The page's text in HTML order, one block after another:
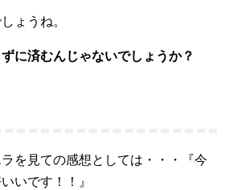
ょうね。
に済むんじゃないでしょうか？
を見ての感想としては・・・『今
いです！！』